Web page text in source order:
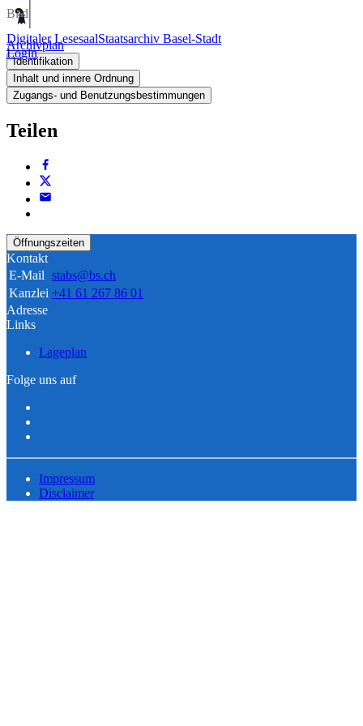
Digitaler LesesaalStaatsarchiv Basel-Stadt
Login
Bild
Archivplan
Identifikation
Inhalt und innere Ordnung
Zugangs- und Benutzungsbestimmungen
Teilen
Öffnungszeiten
Kontakt
E-Mail stabs@bs.ch
Kanzlei +41 61 267 86 01
Adresse
Links
Lageplan
Folge uns auf
Impressum
Disclaimer